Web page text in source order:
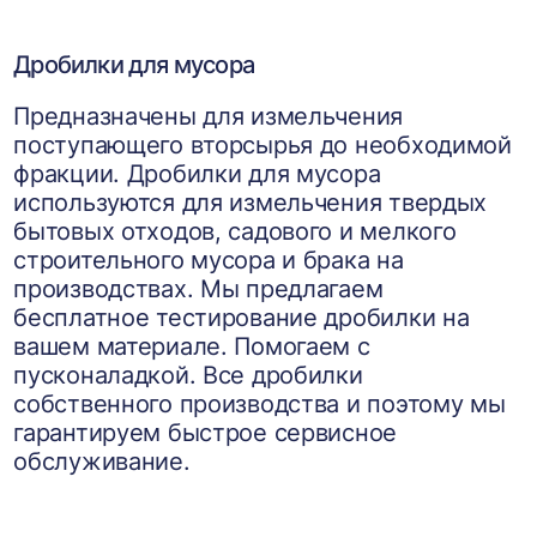
Дробилки для мусора
Предназначены для измельчения
поступающего вторсырья до необходимой
фракции. Дробилки для мусора
используются для измельчения твердых
бытовых отходов, садового и мелкого
строительного мусора и брака на
производствах. Мы предлагаем
бесплатное тестирование дробилки на
вашем материале. Помогаем с
пусконаладкой. Все дробилки
собственного производства и поэтому мы
гарантируем быстрое сервисное
обслуживание.